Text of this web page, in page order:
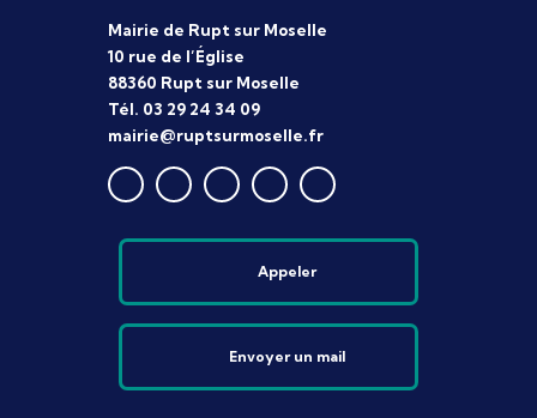
Mairie de Rupt sur Moselle
10 rue de l’Église
88360 Rupt sur Moselle
Tél. 03 29 24 34 09
mairie@ruptsurmoselle.fr
Appeler
Envoyer un mail